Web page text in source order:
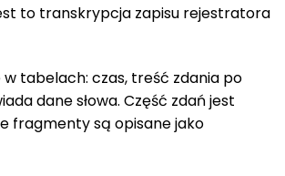
to transkrypcja zapisu rejestratora
tabelach: czas, treść zdania po
dane słowa. Część zdań jest
fragmenty są opisane jako